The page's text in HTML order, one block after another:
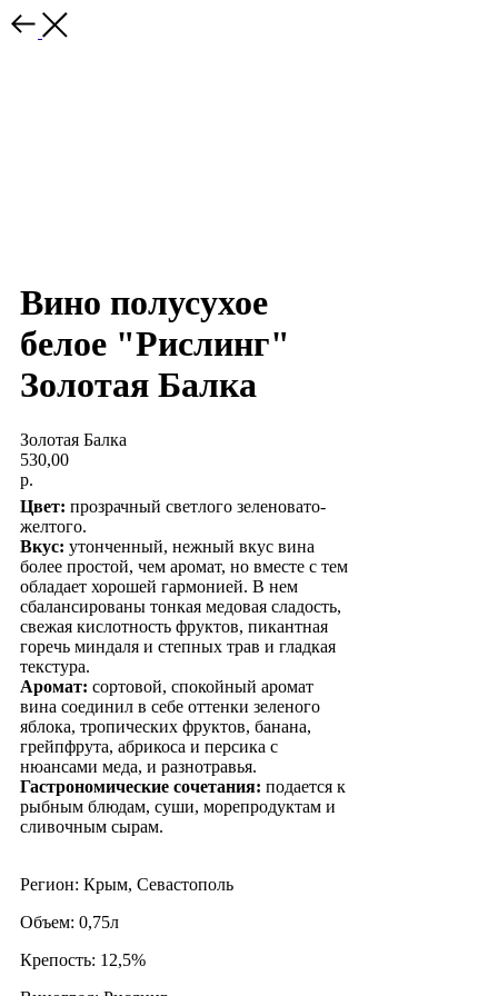
Вино полусухое
белое "Рислинг"
Золотая Балка
Золотая Балка
530,00
р.
Цвет: прозрачный светлого зеленовато-
желтого.
Вкус: утонченный, нежный вкус вина
более простой, чем аромат, но вместе с тем
обладает хорошей гармонией. В нем
сбалансированы тонкая медовая сладость,
свежая кислотность фруктов, пикантная
горечь миндаля и степных трав и гладкая
текстура.
Аромат: сортовой, спокойный аромат
вина соединил в себе оттенки зеленого
яблока, тропических фруктов, банана,
грейпфрута, абрикоса и персика с
нюансами меда, и разнотравья.
Гастрономические сочетания: подается к
рыбным блюдам, суши, морепродуктам и
сливочным сырам.
Регион: Крым, Севастополь
Объем: 0,75л
Крепость: 12,5%